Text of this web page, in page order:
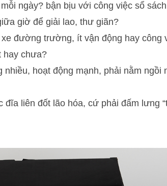
ngày? bận bịu với công việc sổ
giờ để giải lao, thư giãn?
đường trường, ít vận động hay
hay chưa?
hoạt động mạnh, phải nằm
liên đốt lão hóa, cứ phải đấm lưng